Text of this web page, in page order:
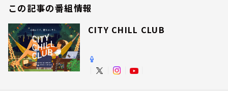
この記事の番組情報
CITY CHILL CLUB